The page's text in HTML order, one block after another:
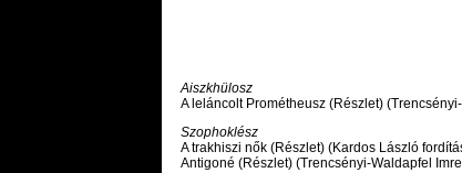
Aiszkhülosz
A leláncolt Prométheusz (Részlet)
Szophoklész
A trakhiszi nők (Részlet) (Kardos László
Antigoné (Részlet) (Trencsényi-Waldapfel